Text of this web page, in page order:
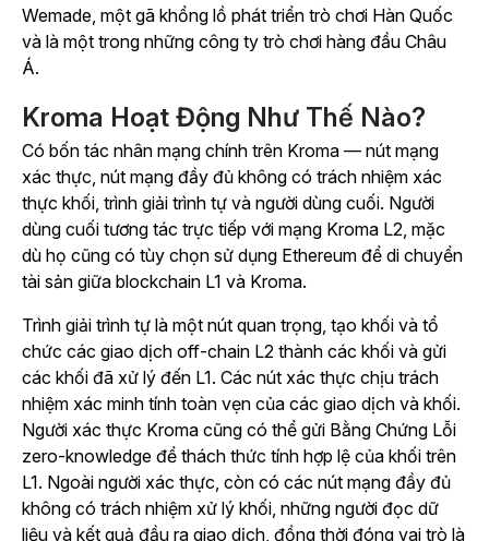
Wemade, một gã khổng lồ phát triển trò chơi Hàn Quốc
và là một trong những công ty trò chơi hàng đầu Châu
Á.
Kroma Hoạt Động Như Thế Nào?
Có bốn tác nhân mạng chính trên Kroma — nút mạng
xác thực, nút mạng đầy đủ không có trách nhiệm xác
thực khối, trình giải trình tự và người dùng cuối. Người
dùng cuối tương tác trực tiếp với mạng Kroma L2, mặc
dù họ cũng có tùy chọn sử dụng Ethereum để di chuyển
tài sản giữa blockchain L1 và Kroma.
Trình giải trình tự là một nút quan trọng, tạo khối và tổ
chức các giao dịch off-chain L2 thành các khối và gửi
các khối đã xử lý đến L1. Các nút xác thực chịu trách
nhiệm xác minh tính toàn vẹn của các giao dịch và khối.
Người xác thực Kroma cũng có thể gửi Bằng Chứng Lỗi
zero-knowledge để thách thức tính hợp lệ của khối trên
L1. Ngoài người xác thực, còn có các nút mạng đầy đủ
không có trách nhiệm xử lý khối, những người đọc dữ
liệu và kết quả đầu ra giao dịch, đồng thời đóng vai trò là